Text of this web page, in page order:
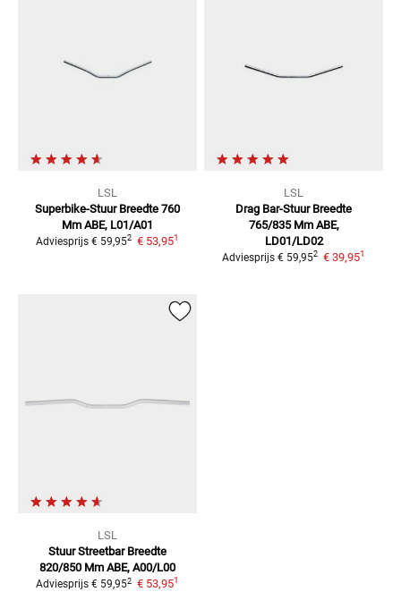
LSL
Superbike-Stuur Breedte 760
Mm ABE, L01/A01
Adviesprijs € 59,952 € 53,951
LSL
Drag Bar-Stuur Breedte
765/835 Mm ABE,
LD01/LD02
Adviesprijs € 59,952 € 39,951
LSL
Stuur Streetbar Breedte
820/850 Mm ABE, A00/L00
Adviesprijs € 59,952 € 53,951